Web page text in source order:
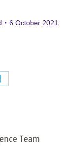
6 October 2021
Team